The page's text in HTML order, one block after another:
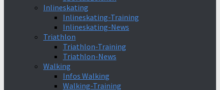
Inlineskating
Inlineskating-Training
Inlineskating-News
Triathlon
Triathlon-Training
Triathlon-News
Walking
Infos Walking
Walking-Training